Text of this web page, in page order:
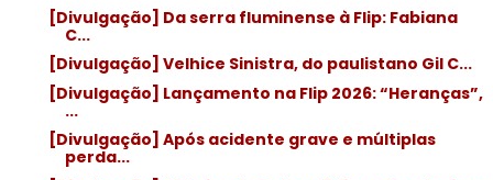
[Divulgação] Da serra fluminense à Flip: Fabiana
C...
[Divulgação] Velhice Sinistra, do paulistano Gil C...
[Divulgação] Lançamento na Flip 2026: “Heranças”,
...
[Divulgação] Após acidente grave e múltiplas
perda...